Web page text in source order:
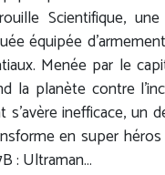
Scientifique,
équipée
Menée par le
la planète contre
s'avère inefficace, un
en super
: Ultraman…